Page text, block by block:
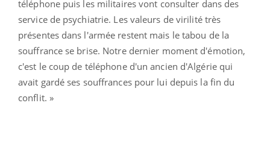
téléphone puis les militaires vont consulter dans des
service de psychiatrie. Les valeurs de virilité très
présentes dans l'armée restent mais le tabou de la
souffrance se brise. Notre dernier moment d'émotion,
c'est le coup de téléphone d'un ancien d'Algérie qui
avait gardé ses souffrances pour lui depuis la fin du
conflit. »